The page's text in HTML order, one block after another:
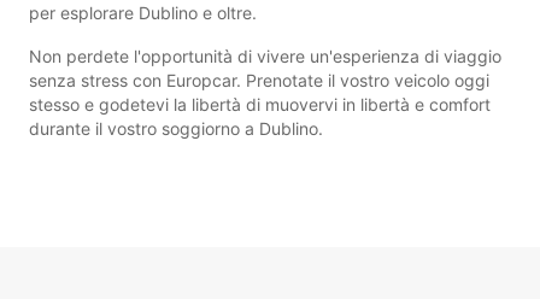
per esplorare Dublino e oltre.
Non perdete l'opportunità di vivere un'esperienza di viaggio
senza stress con Europcar. Prenotate il vostro veicolo oggi
stesso e godetevi la libertà di muovervi in libertà e comfort
durante il vostro soggiorno a Dublino.